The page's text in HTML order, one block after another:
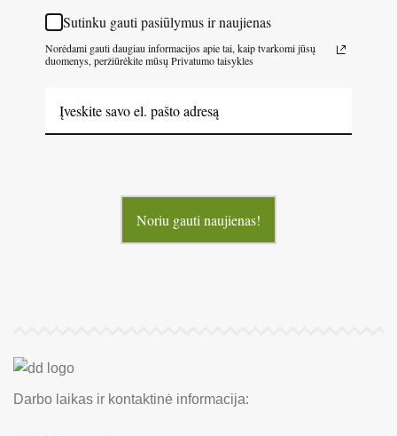
Sutinku gauti pasiūlymus ir naujienas
Norėdami gauti daugiau informacijos apie tai, kaip tvarkomi jūsų
duomenys, peržiūrėkite mūsų Privatumo taisykles
Noriu gauti naujienas!
Darbo laikas ir kontaktinė informacija: